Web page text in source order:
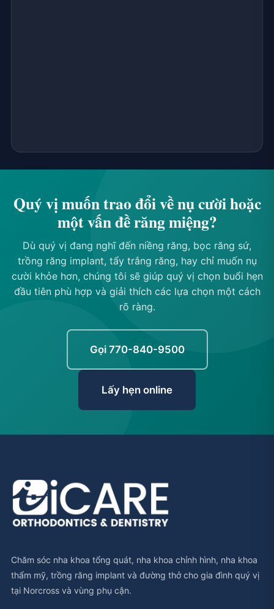
Quý vị muốn trao đổi về nụ cười hoặc
một vấn đề răng miệng?
Dù quý vị đang nghĩ đến niềng răng, bọc răng sứ,
trồng răng implant, tẩy trắng răng, hay chỉ muốn nụ
cười khỏe hơn, chúng tôi sẽ giúp quý vị chọn buổi hẹn
đầu tiên phù hợp và giải thích các lựa chọn một cách
rõ ràng.
Gọi 770-840-9500
Lấy hẹn online
Chăm sóc nha khoa tổng quát, nha khoa chỉnh hình, nha khoa
thẩm mỹ, trồng răng implant và đường thở cho gia đình quý vị
tại Norcross và vùng phụ cận.